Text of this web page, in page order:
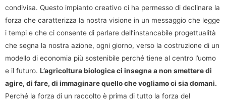
condivisa. Questo impianto creativo ci ha permesso di declinare la
forza che caratterizza la nostra visione in un messaggio che legge
i tempi e che ci consente di parlare dell’instancabile progettualità
che segna la nostra azione, ogni giorno, verso la costruzione di un
modello di economia più sostenibile perché tiene al centro l’uomo
e il futuro. L’agricoltura biologica ci insegna a non smettere di
agire, di fare, di immaginare quello che vogliamo ci sia domani.
Perché la forza di un raccolto è prima di tutto la forza del